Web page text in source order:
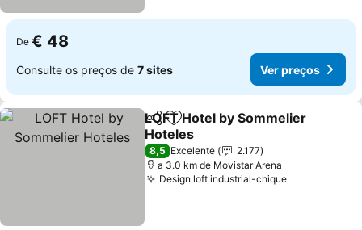
De € 48
Consulte os preços de 7 sites Ver preços
PartilharAdicionar aos favoritos
LOFT Hotel by Sommelier
Hoteles
Ver preços
8,5 Excelente
2.177
a 3.0 km de Movistar Arena
Design loft industrial-chiqueVer preços